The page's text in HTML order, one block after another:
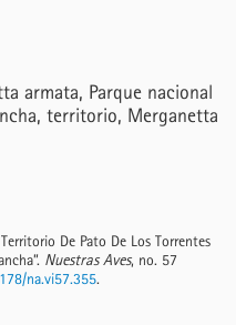
armata Parque nacional
territorio Merganetta
De Pato De Los Torrentes
Nuestras Aves, no. 57
na.vi57.355.